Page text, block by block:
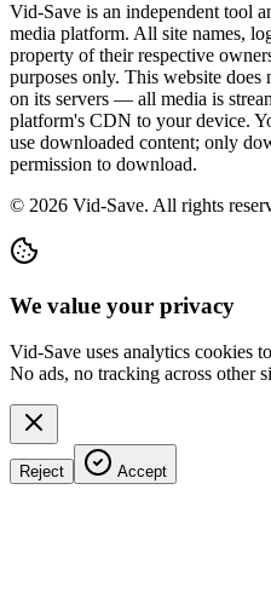
Vid-Save is an independent tool
media platform. All site names,
property of their respective
purposes only. This website
on its servers — all media is
platform's CDN to your device.
use downloaded content; only
permission to download.
© 2026 Vid-Save. All rights
We value your privacy
Vid-Save uses analytics cookies
No ads, no tracking across other
Reject Accept